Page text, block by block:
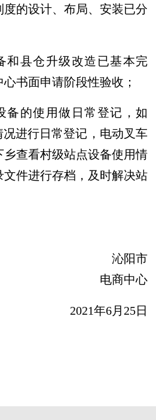
的设计、布局、安装已分
和县仓升级改造已基本完
书面申请阶段性验收；
备的使用做日常登记，如
进行日常登记，电动叉车
查看村级站点设备使用情
件进行存档，及时解决站
题。
沁阳市
电商中心
2021年6月25日